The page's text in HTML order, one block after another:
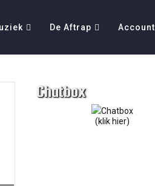
De Aftrap Account
Chatbox
(klik hier)